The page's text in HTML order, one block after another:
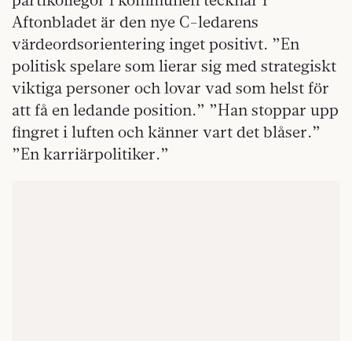
Aftonbladet är den nye C-ledarens
värdeordsorientering inget positivt. ”En
politisk spelare som lierar sig med strategiskt
viktiga personer och lovar vad som helst för
att få en ledande position.” ”Han stoppar upp
fingret i luften och känner vart det blåser.”
”En karriärpolitiker.”